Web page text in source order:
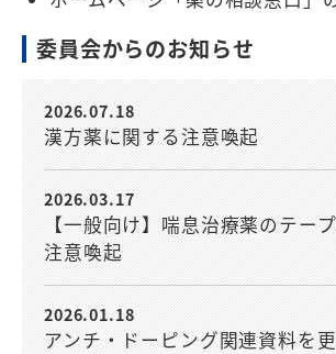
委員会からのお知らせ
2026.07.18
漢方薬に関する注意喚起
2026.03.17
【一般向け】喘息治療薬のテー
注意喚起
2026.01.18
アンチ・ドーピング関連資料を